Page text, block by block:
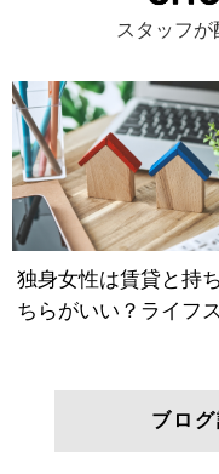
スタッフ
ブロ